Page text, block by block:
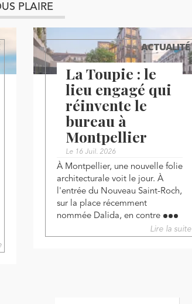
PLAIRE
ACTUALITÉ
La Toupie : le
lieu engagé qui
réinvente le
bureau à
Montpellier
Le 16 Juil. 2026
À Montpellier, une nouvelle folie
architecturale voit le jour. À
l'entrée du Nouveau Saint-Roch,
sur la place récemment
nommée Dalida, en contre
Lire la suite